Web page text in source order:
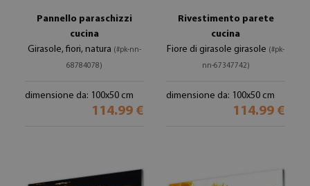
Pannello paraschizzi
cucina
Girasole, fiori, natura (#pk-nn-
68784078)
dimensione da: 100x50 cm
114.99 €
Rivestimento parete
cucina
Fiore di girasole girasole (#pk-
nn-67347742)
dimensione da: 100x50 cm
114.99 €